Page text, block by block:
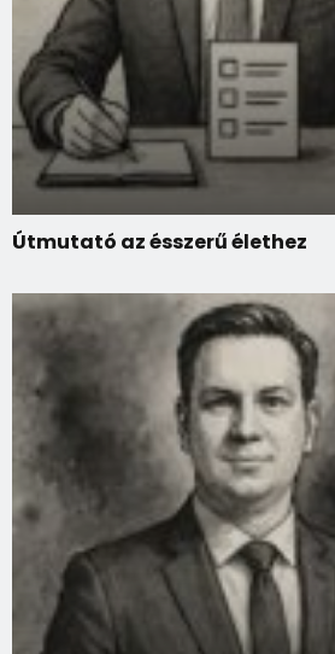
Útmutató az ésszerű élethez